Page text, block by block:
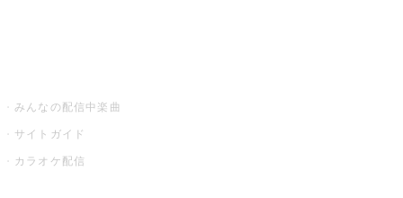
みんなの配信中楽曲
サイトガイド
カラオケ配信